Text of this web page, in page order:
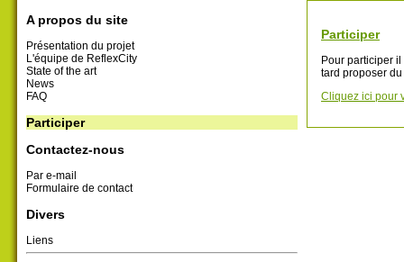
A propos du site
Présentation du projet
L'équipe de ReflexCity
State of the art
News
FAQ
Participer
Contactez-nous
Par e-mail
Formulaire de contact
Divers
Liens
Participer
Pour participer
tard proposer
Cliquez ici pour